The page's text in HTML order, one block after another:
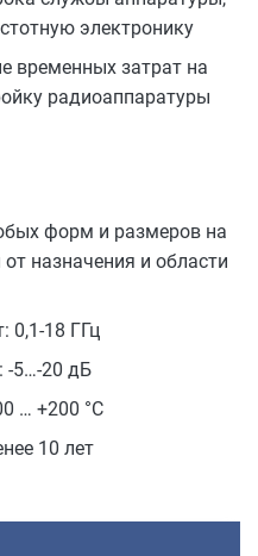
электронику
временных затрат на
радиоаппаратуры
форм и размеров на
назначения и области
0,1-18 ГГц
-5…-20 дБ
… +200 °С
10 лет